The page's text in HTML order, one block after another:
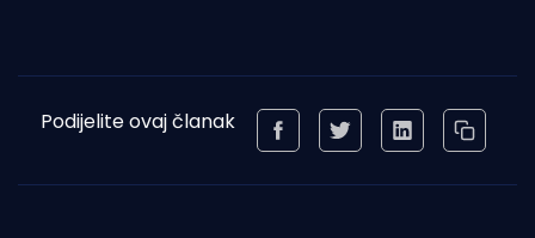
Podijelite ovaj članak